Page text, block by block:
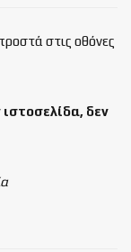
στις οθόνες
δεν